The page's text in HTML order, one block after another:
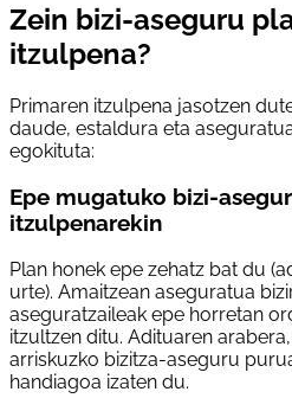
Zein bizi-aseguru
itzulpena?
Primaren itzulpena jasotzen
daude, estaldura eta
egokituta:
Epe mugatuko bizi-
itzulpenarekin
Plan honek epe zehatz bat du
urte). Amaitzean aseguratua
aseguratzaileak epe horretan
itzultzen ditu. Adituaren
arriskuzko bizitza-aseguru
handiagoa izaten du.